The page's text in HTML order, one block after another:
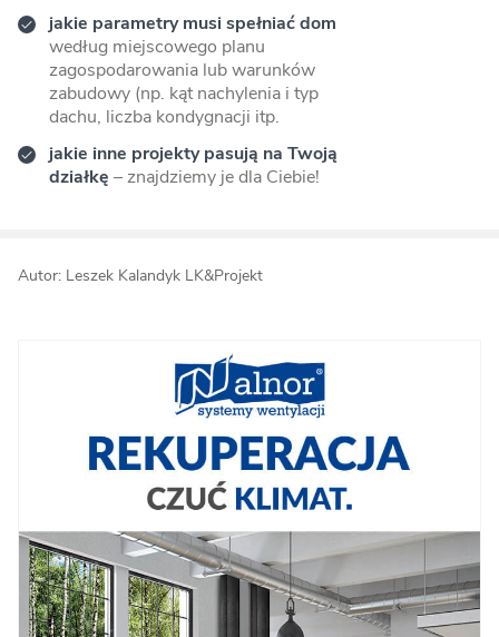
jakie parametry musi spełniać dom
według miejscowego planu
zagospodarowania lub warunków
zabudowy (np. kąt nachylenia i typ
dachu, liczba kondygnacji itp.
jakie inne projekty pasują na Twoją
działkę – znajdziemy je dla Ciebie!
Autor: Leszek Kalandyk LK&Projekt